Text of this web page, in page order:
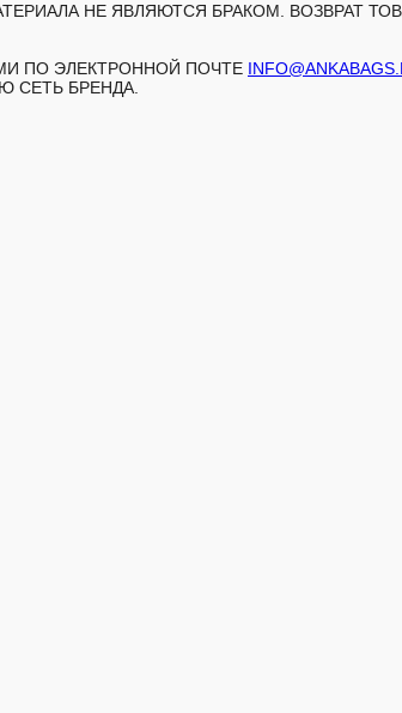
НЕ ЯВЛЯЮТСЯ БРАКОМ. ВОЗВРАТ
ПО ЭЛЕКТРОННОЙ ПОЧТЕ
СЕТЬ БРЕНДА.